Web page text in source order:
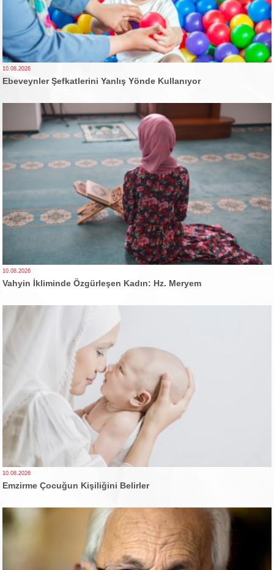
10.08.2026
Ebeveynler Şefkatlerini Yanlış Yönde Kullanıyor
10.08.2026
Vahyin İkliminde Özgürleşen Kadın: Hz. Meryem
10.08.2026
Emzirme Çocuğun Kişiliğini Belirler